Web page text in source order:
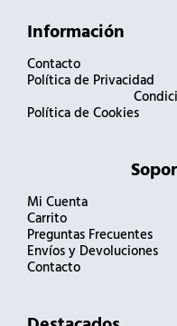
Información
Contacto
Política de Privacidad
Política de Cookies
Mi Cuenta
Carrito
Preguntas Frecuentes
Envíos y Devoluciones
Contacto